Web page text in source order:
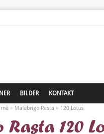
BILDER KONTAKT
» Malabrigo Rasta » 120 Lotus
120